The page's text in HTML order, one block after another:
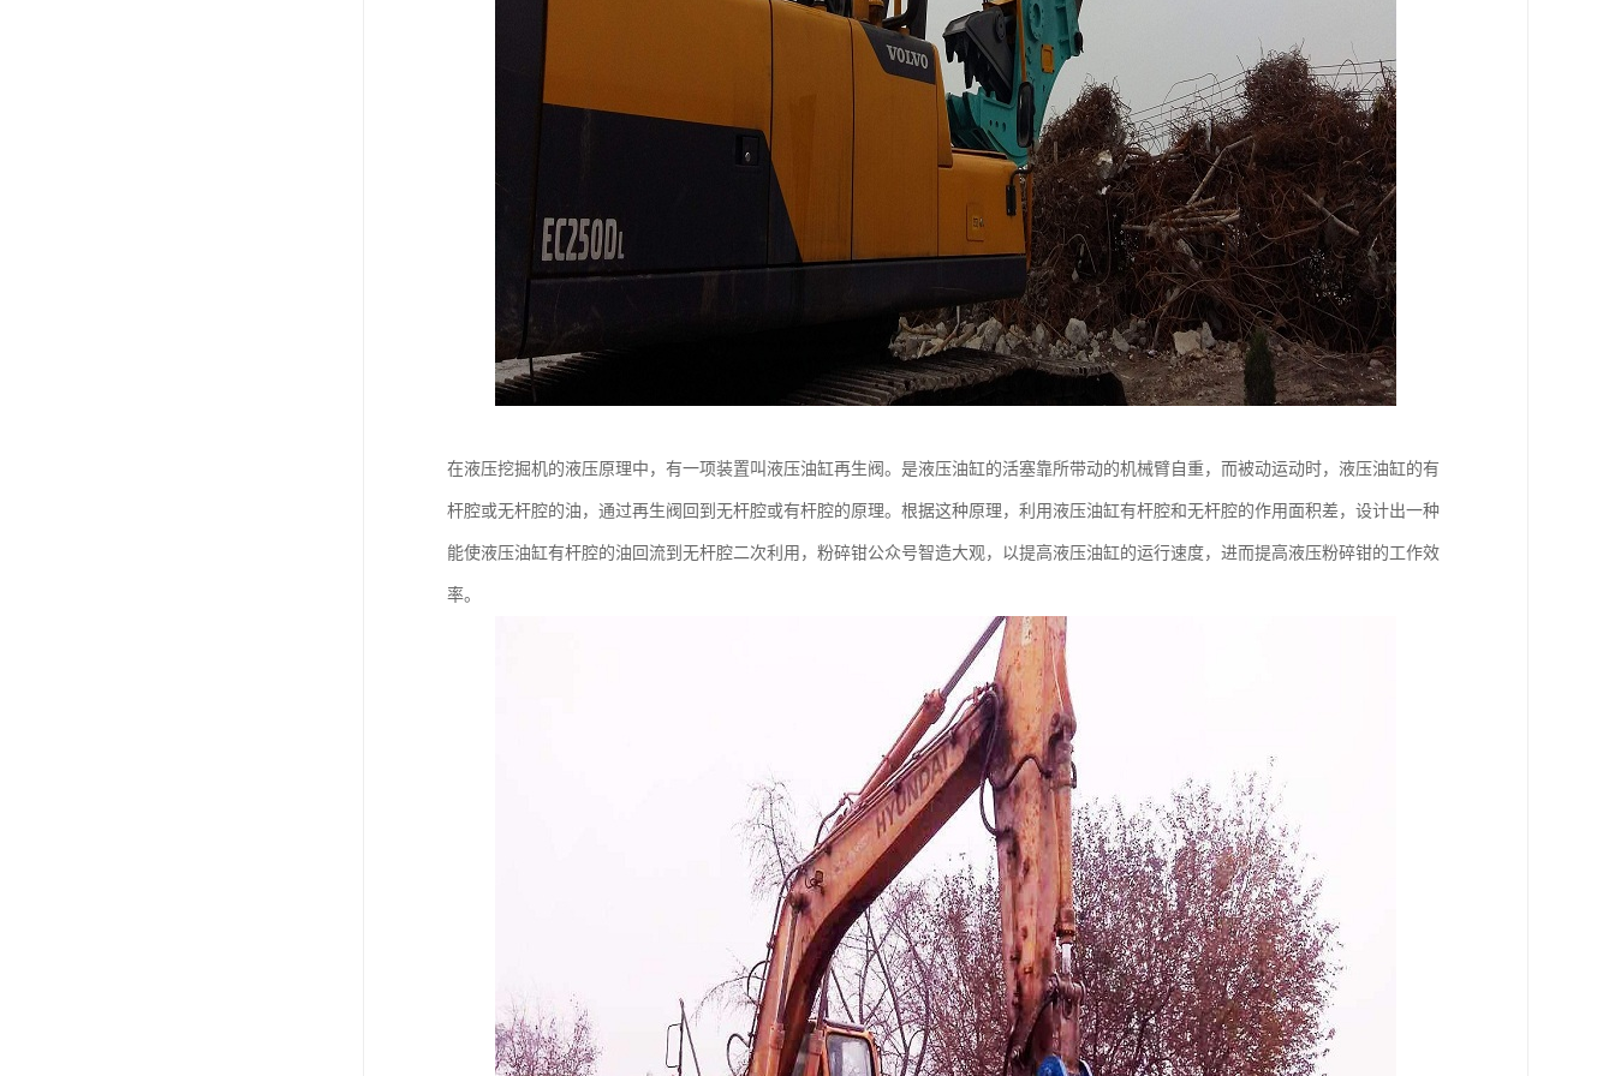
在液压挖掘机的液压原理中，有一项装置叫液压油缸再生阀。是液压油缸的活塞靠所带动的机械臂自重，而被动运动时，液压油缸的有
杆腔或无杆腔的油，通过再生阀回到无杆腔或有杆腔的原理。根据这种原理，利用液压油缸有杆腔和无杆腔的作用面积差，设计出一种
能使液压油缸有杆腔的油回流到无杆腔二次利用，粉碎钳公众号智造大观，以提高液压油缸的运行速度，进而提高液压粉碎钳的工作效
率。